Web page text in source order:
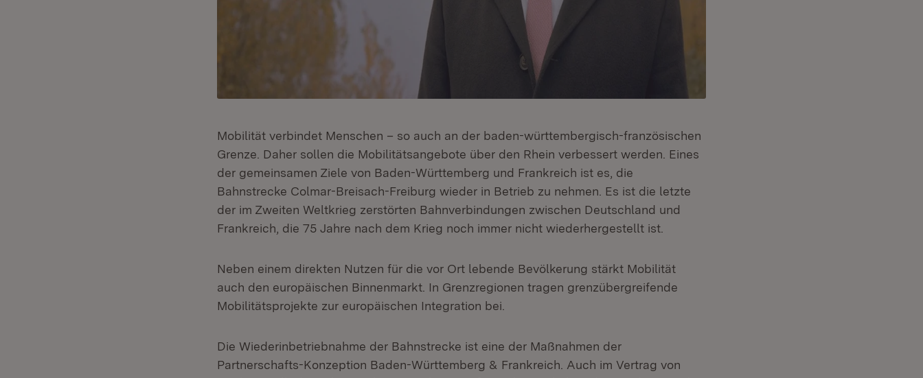
Mobilität verbindet Menschen – so auch an der baden-württembergisch-französischen
Grenze. Daher sollen die Mobilitätsangebote über den Rhein verbessert werden. Eines
der gemeinsamen Ziele von Baden-Württemberg und Frankreich ist es, die
Bahnstrecke Colmar-Breisach-Freiburg wieder in Betrieb zu nehmen. Es ist die letzte
der im Zweiten Weltkrieg zerstörten Bahnverbindungen zwischen Deutschland und
Frankreich, die 75 Jahre nach dem Krieg noch immer nicht wiederhergestellt ist.
Neben einem direkten Nutzen für die vor Ort lebende Bevölkerung stärkt Mobilität
auch den europäischen Binnenmarkt. In Grenzregionen tragen grenzübergreifende
Mobilitätsprojekte zur europäischen Integration bei.
Die Wiederinbetriebnahme der Bahnstrecke ist eine der Maßnahmen der
Partnerschafts-Konzeption Baden-Württemberg & Frankreich. Auch im Vertrag von